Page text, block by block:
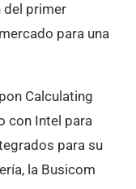
del primer
para una
Calculating
con Intel para
para su
la Busicom